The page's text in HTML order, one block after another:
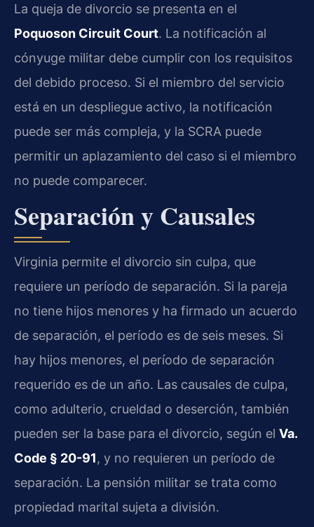
La queja de divorcio se presenta en el
Poquoson Circuit Court. La notificación al
cónyuge militar debe cumplir con los requisitos
del debido proceso. Si el miembro del servicio
está en un despliegue activo, la notificación
puede ser más compleja, y la SCRA puede
permitir un aplazamiento del caso si el miembro
no puede comparecer.
Separación y Causales
Virginia permite el divorcio sin culpa, que
requiere un período de separación. Si la pareja
no tiene hijos menores y ha firmado un acuerdo
de separación, el período es de seis meses. Si
hay hijos menores, el período de separación
requerido es de un año. Las causales de culpa,
como adulterio, crueldad o deserción, también
pueden ser la base para el divorcio, según el Va.
Code § 20-91, y no requieren un período de
separación. La pensión militar se trata como
propiedad marital sujeta a división.